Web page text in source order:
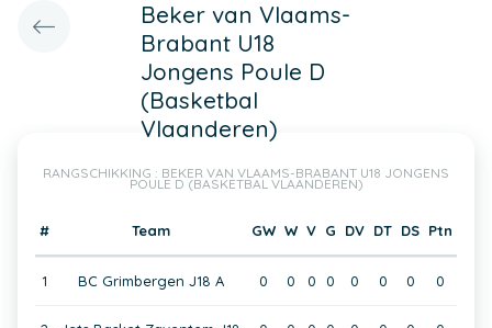
Beker van Vlaams-
Brabant U18
Jongens Poule D
(Basketbal
Vlaanderen)
RANGSCHIKKING : BEKER VAN VLAAMS-BRABANT U18 JONGENS
POULE D (BASKETBAL VLAANDEREN)
# Team GW W V G DV DT DS Ptn
1 BC Grimbergen J18 A 0 0 0 0 0 0 0 0